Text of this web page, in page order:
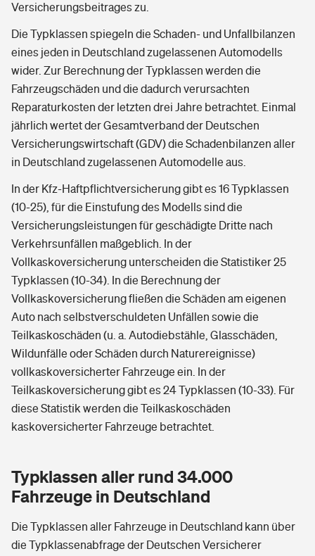
Versicherungsbeitrages zu.
Die Typklassen spiegeln die Schaden- und Unfallbilanzen
eines jeden in Deutschland zugelassenen Automodells
wider. Zur Berechnung der Typklassen werden die
Fahrzeugschäden und die dadurch verursachten
Reparaturkosten der letzten drei Jahre betrachtet. Einmal
jährlich wertet der Gesamtverband der Deutschen
Versicherungswirtschaft (GDV) die Schadenbilanzen aller
in Deutschland zugelassenen Automodelle aus.
In der Kfz-Haftpflichtversicherung gibt es 16 Typklassen
(10-25), für die Einstufung des Modells sind die
Versicherungsleistungen für geschädigte Dritte nach
Verkehrsunfällen maßgeblich. In der
Vollkaskoversicherung unterscheiden die Statistiker 25
Typklassen (10-34). In die Berechnung der
Vollkaskoversicherung fließen die Schäden am eigenen
Auto nach selbstverschuldeten Unfällen sowie die
Teilkaskoschäden (u. a. Autodiebstähle, Glasschäden,
Wildunfälle oder Schäden durch Naturereignisse)
vollkaskoversicherter Fahrzeuge ein. In der
Teilkaskoversicherung gibt es 24 Typklassen (10-33). Für
diese Statistik werden die Teilkaskoschäden
kaskoversicherter Fahrzeuge betrachtet.
Typklassen aller rund 34.000
Fahrzeuge in Deutschland
Die Typklassen aller Fahrzeuge in Deutschland kann über
die Typklassenabfrage der Deutschen Versicherer